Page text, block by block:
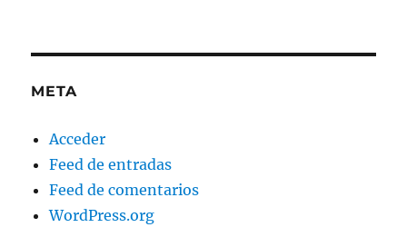
META
Acceder
Feed de entradas
Feed de comentarios
WordPress.org